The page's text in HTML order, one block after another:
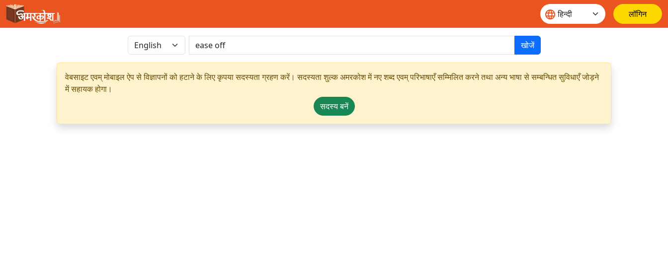
लॉगिन
खोजें
वेबसाइट एवम् मोबाइल ऐप से विज्ञापनों को हटाने के लिए कृपया सदस्यता ग्रहण करें। सदस्यता शुल्क अमरकोश में नए शब्द एवम् परिभाषाएँ सम्मिलित करने तथा अन्य भाषा से सम्बन्धित सुविधाएँ जोड़ने
में सहायक होगा।
सदस्य बनें